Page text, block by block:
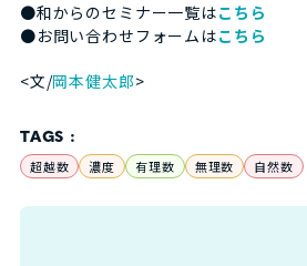
●和からのセミナー一覧はこちら
●お問い合わせフォームはこちら
<文/岡本健太郎>
TAGS :
超越数 濃度 有理数 無理数 自然数